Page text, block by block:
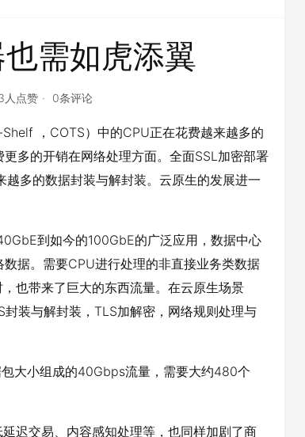
需如虎添翼
人点赞 0条评论
，COTS）中的CPU正在花费越来越多的
多的开销在网络处理方面。全面SSL加密部署
多的数据封装与解封装。云原生的发展进一
到如今的100GbE的广泛应用，数据中心
据。需要CPU进行处理的非直接业务类数据
也带来了巨大的东西流量。在云原生场景
装与解封装，TLS加解密，网络规则处理与
大小组成的40Gbps流量，需要大约480个
迟交易、内容感知处理等，也同样加剧了商